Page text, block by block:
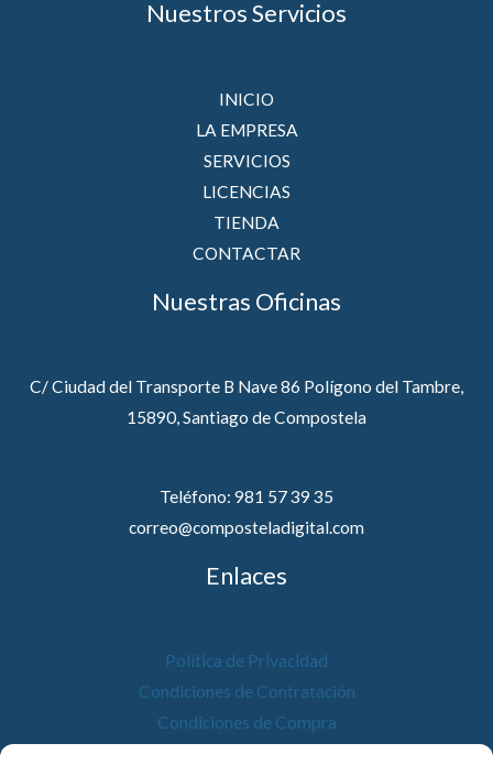
Nuestros Servicios
INICIO
LA EMPRESA
SERVICIOS
LICENCIAS
TIENDA
CONTACTAR
Nuestras Oficinas
C/ Ciudad del Transporte B Nave 86 Polígono del Tambre,
15890, Santiago de Compostela
Teléfono: 981 57 39 35
correo@composteladigital.com
Enlaces
Política de Privacidad
Condiciones de Contratación
Condiciones de Compra